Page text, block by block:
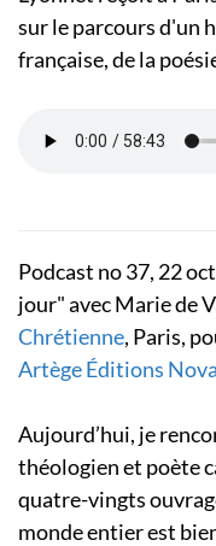
sur le parcours d'un
française, de la
Podcast no 37, 22
jour" avec Marie de
Chrétienne, Paris,
ArtègeÉditions
Aujourd’hui, je
théologien et poète
quatre-vingts
monde entier est